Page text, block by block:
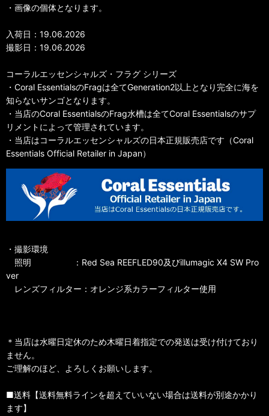
・画像の個体となります。
入荷日：19.06.2026
撮影日：19.06.2026
コーラルエッセンシャルズ・フラグ シリーズ
・Coral EssentialsのFragは全てGeneration2以上となり完全に海を
知らないサンゴとなります。
・当店のCoral EssentialsのFrag水槽は全てCoral Essentialsのサプ
リメントによって管理されています。
・当店はコーラルエッセンシャルズの日本正規販売店です（Coral
Essentials Official Retailer in Japan）
・撮影環境
照明 ：Red Sea REEFLED90及びillumagic X4 SW Pro
ver
レンズフィルター：オレンジ系カラーフィルター使用
＊当店は水曜日定休のため木曜日着指定での発送は受け付けており
ません。
ご理解のほど、よろしくお願いします。
■送料【送料無料ラインを超えていいない場合は送料が別途かかり
ます】